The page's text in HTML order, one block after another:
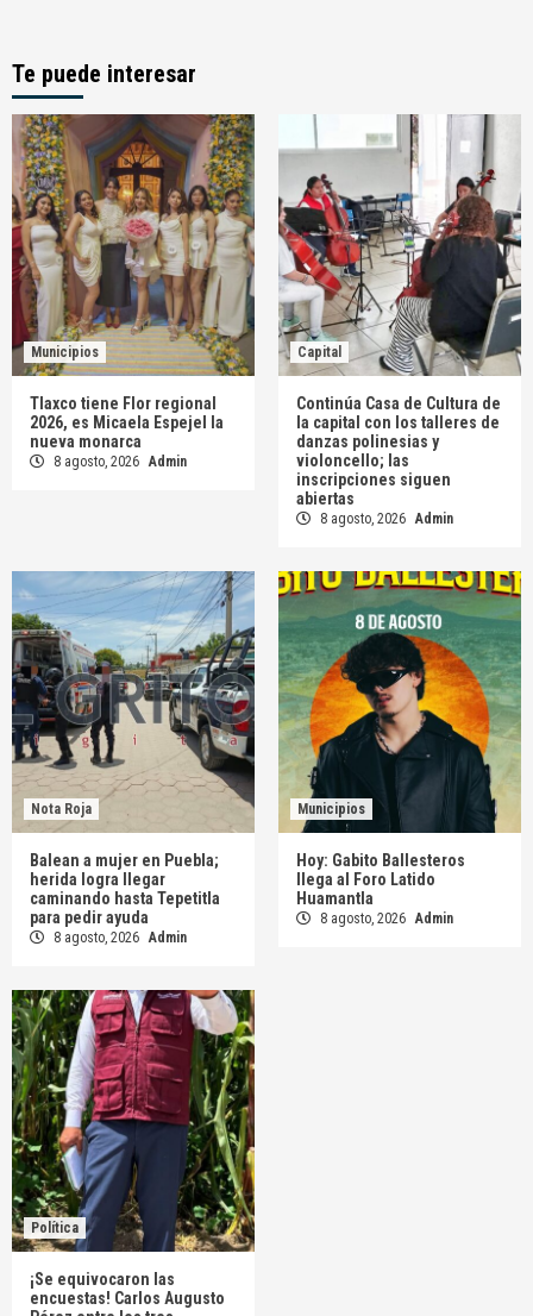
Te puede interesar
Municipios
Tlaxco tiene Flor regional
2026, es Micaela Espejel la
nueva monarca
8 agosto, 2026 Admin
Capital
Continúa Casa de Cultura de
la capital con los talleres de
danzas polinesias y
violoncello; las
inscripciones siguen
abiertas
8 agosto, 2026 Admin
Nota Roja
Balean a mujer en Puebla;
herida logra llegar
caminando hasta Tepetitla
para pedir ayuda
8 agosto, 2026 Admin
Municipios
Hoy: Gabito Ballesteros
llega al Foro Latido
Huamantla
8 agosto, 2026 Admin
Política
¡Se equivocaron las
encuestas! Carlos Augusto